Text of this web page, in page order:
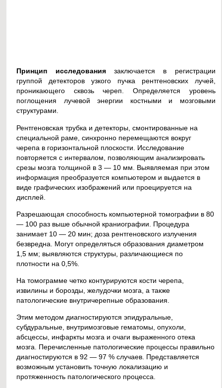
Принцип исследованиязаключается в регистрации
группой детекторов узкого пучка рентгеновских лучей,
проникающего сквозь череп. Определяется уровень
поглощения лучевой энергии костными и мозговыми
структурами.
Рентгеновская трубка и детекторы, смонтированные на
специальной раме, синхронно перемещаются вокруг
черепа в горизонтальной плоскости. Исследование
повторяется с интервалом, позволяющим анализировать
срезы мозга толщиной в 3 — 10 мм. Выявляемая при этом
информация преобразуется компьютером и выдается в
виде графических изображений или проецируется на
дисплей.
Разрешающая способность компьютерной томографии в 80
— 100 раз выше обычной краниографии. Процедура
занимает 10 — 20 мин; доза рентгеновского излучения
безвредна. Могут определяться образования диаметром
1,5 мм; выявляются структуры, различающиеся по
плотности на 0,5%.
На томограмме четко контурируются кости черепа,
извилины и борозды, желудочки мозга, а также
патологические внутричерепные образования.
Этим методом диагностируются эпидуральные,
субдуральные, внутримозговые гематомы, опухоли,
абсцессы, инфаркты мозга и очаги выраженного отека
мозга. Перечисленные патологические процессы правильно
диагностируются в 92 — 97 % случаев. Представляется
возможным установить точную локализацию и
протяженность патологического процесса.